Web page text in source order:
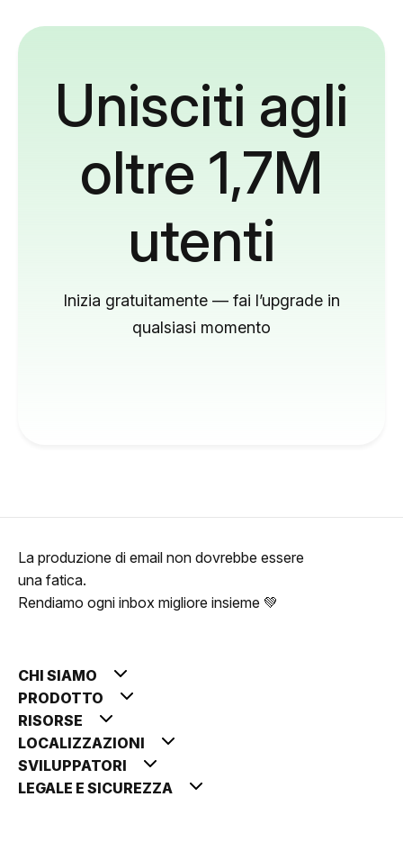
Unisciti agli
oltre 1,7M
utenti
Inizia gratuitamente — fai l’upgrade in
qualsiasi momento
La produzione di email non dovrebbe essere
una fatica.
Rendiamo ogni inbox migliore insieme 💚
CHI SIAMO
PRODOTTO
RISORSE
LOCALIZZAZIONI
SVILUPPATORI
LEGALE E SICUREZZA